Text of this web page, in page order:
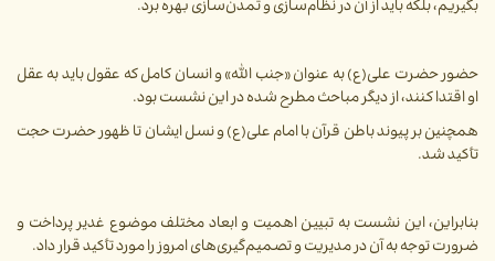
بگیریم، بلکه باید از آن در نظام‌سازی و تمدن‌سازی بهره برد.
حضور حضرت علی(ع) به عنوان «جنب الله» و انسان کامل که عقول باید به عقل
او اقتدا کنند، از دیگر مباحث مطرح شده در این نشست بود.
همچنین بر پیوند باطن قرآن با امام علی(ع) و نسل ایشان تا ظهور حضرت حجت
تأکید شد.
بنابراین، این نشست به تبیین اهمیت و ابعاد مختلف موضوع غدیر پرداخت و
ضرورت توجه به آن در مدیریت و تصمیم‌گیری‌های امروز را مورد تأکید قرار داد.